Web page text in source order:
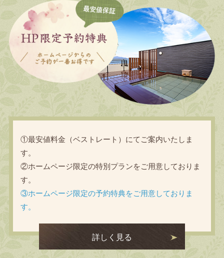
①最安値料金（ベストレート）にてご案内いたしま
す。
②ホームページ限定の特別プランをご用意しておりま
す。
③ホームページ限定の予約特典をご用意しておりま
す。
詳しく見る